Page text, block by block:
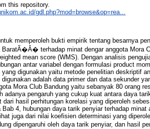
this repository.
gdl.php?mod=browse&op=rea...
memperoleh bukti empirik tentang besarnya
BaratÃ�Â� terhadap minat dengar anggota Mora
mean score (WMS). Dengan analisis
antar variabel dengan formulasi product
digunakan yaitu metode penelitian deskriptif
adalah data primer dan data sekunder
Mora Club Bandung yaitu sebanyak 80 orang
adanya pengaruh yang cukup kuat antara daya
dari hasil perhitungan korelasi yang diperoleh
Bab 4, hubungan daya tarik penyiar terhadap
juga dari nilai koefisien determinasi yang
dipengaruhi oleh daya tarik penyiar, dan hasil